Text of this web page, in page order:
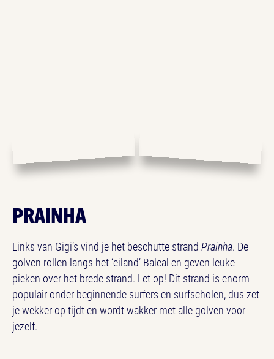
PRAINHA
Links van Gigi’s vind je het beschutte strand Prainha. De
golven rollen langs het ‘eiland’ Baleal en geven leuke
pieken over het brede strand. Let op! Dit strand is enorm
populair onder beginnende surfers en surfscholen, dus zet
je wekker op tijdt en wordt wakker met alle golven voor
jezelf.